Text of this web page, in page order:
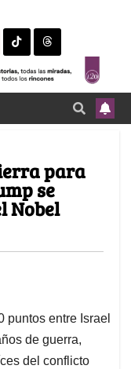
para
se
Nobel
puntos entre Israel
de guerra,
del conflicto